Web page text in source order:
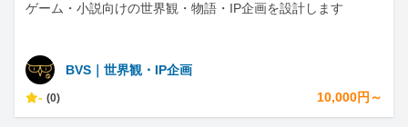
ゲーム・小説向けの世界観・物語・IP企画を設計します
BVS｜世界観・IP企画
- (0) 10,000円～